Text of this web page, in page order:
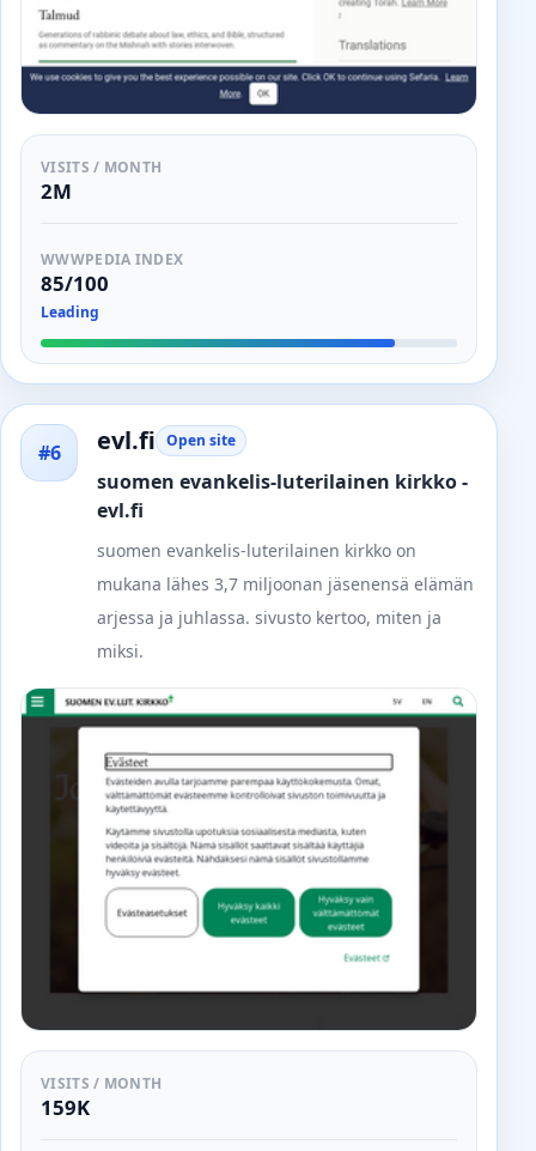
VISITS / MONTH
2M
WWWPEDIA INDEX
85/100
Leading
#6 evl.fi Open site
suomen evankelis-luterilainen kirkko -
evl.fi
suomen evankelis-luterilainen kirkko on
mukana lähes 3,7 miljoonan jäsenensä elämän
arjessa ja juhlassa. sivusto kertoo, miten ja
miksi.
VISITS / MONTH
159K